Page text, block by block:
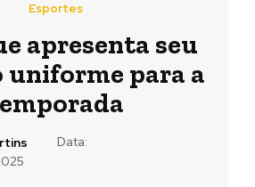
Esportes
apresenta seu
uniforme para a
Data: